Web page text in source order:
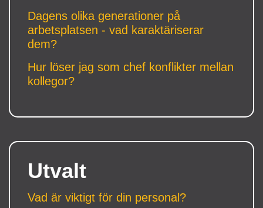
Dagens olika generationer på
arbetsplatsen - vad karaktäriserar
dem?
Hur löser jag som chef konflikter mellan
kollegor?
Utvalt
Vad är viktigt för din personal?